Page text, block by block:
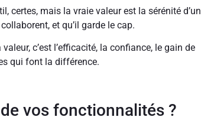
certes, mais la vraie valeur est la sérénité d’un
et qu’il garde le cap.
c’est l’efficacité, la confiance, le gain de
qui font la différence.
vos fonctionnalités ?